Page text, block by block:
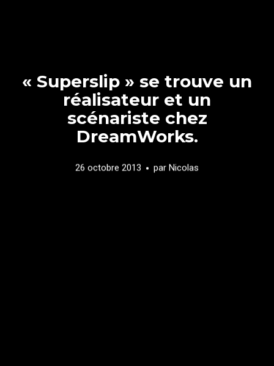
« Superslip » se trouve un
réalisateur et un
scénariste chez
DreamWorks.
26 octobre 2013 par Nicolas